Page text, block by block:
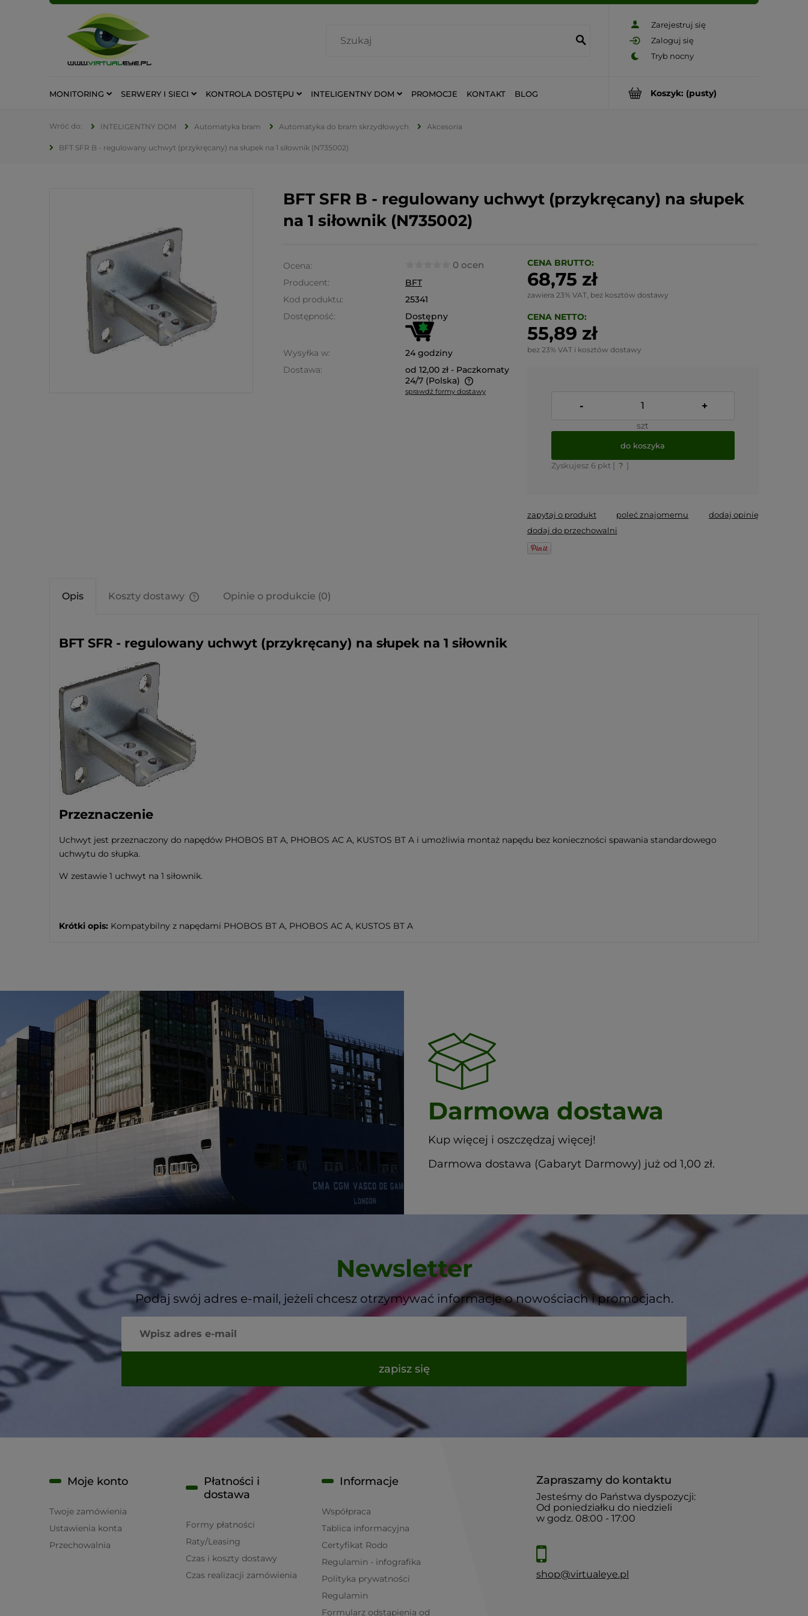
Zarejestruj się
Zaloguj się
Koszyk: (pusty)
MONITORING SERWERY I SIECI KONTROLA DOSTĘPU INTELIGENTNY DOM PROMOCJE KONTAKT BLOG
INTELIGENTNY DOM Automatyka bram Automatyka do bram skrzydłowych Akcesoria
BFT SFR B - regulowany uchwyt (przykręcany) na słupek na 1 siłownik (N735002)
BFT SFR B - regulowany uchwyt (przykręcany) na słupek
na 1 siłownik (N735002)
Ocena: 0 ocen
Producent:
BFT
Kod produktu:
25341
Dostępność:
Dostępny
Wysyłka w:
24 godziny
Dostawa:
od 12,00 zł - Paczkomaty
24/7 (Polska)
sprawdź formy dostawy
CENA BRUTTO:
68,75 zł
zawiera 23% VAT, bez kosztów dostawy
CENA NETTO:
55,89 zł
bez 23% VAT i kosztów dostawy
- +
szt
do koszyka
Zyskujesz 6pkt [ ? ]
zapytaj o produkt poleć znajomemu
dodaj opinię
dodaj do przechowalni
Opis Koszty dostawy Opinie o produkcie (0)
BFT SFR - regulowany uchwyt (przykręcany) na słupek na 1 siłownik
Przeznaczenie
Uchwyt jest przeznaczony do napędów PHOBOS BT A, PHOBOS AC A, KUSTOS BT A i umożliwia montaż napędu bez konieczności spawania standardowego
uchwytu do słupka.
W zestawie 1 uchwyt na 1 siłownik.
Krótki opis: Kompatybilny z napędami PHOBOS BT A, PHOBOS AC A, KUSTOS BT A
Darmowa dostawa
Kup więcej i oszczędzaj więcej!
Darmowa dostawa (Gabaryt Darmowy) już od 1,00 zł.
Newsletter
Podaj swój adres e-mail, jeżeli chcesz otrzymywać informacje o nowościach i promocjach.
zapisz się
Zapraszamy do kontaktu
Jesteśmy do Państwa dyspozycji:
Od poniedziałku do niedzieli
w godz. 08:00 - 17:00
shop@virtualeye.pl
Moje konto
Twoje zamówienia
Ustawienia konta
Przechowalnia
Płatności i
dostawa
Formy płatności
Raty/Leasing
Czas i koszty dostawy
Czas realizacji zamówienia
Informacje
Współpraca
Tablica informacyjna
Certyfikat Rodo
Regulamin - infografika
Polityka prywatności
Regulamin
Formularz odstąpienia od